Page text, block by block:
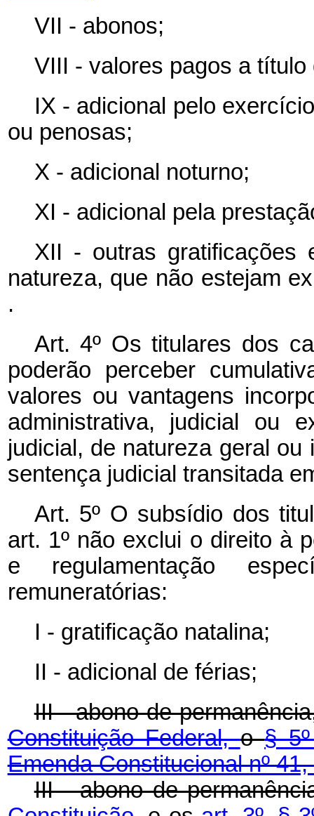
VII - abonos;
VIII - valores pagos a
IX - adicional pelo
ou penosas;
X - adicional noturno;
XI - adicional pela
XII - outras gratificações
natureza, que não estejam
.
Art. 4º Os titulares dos
poderão perceber
valores ou vantagens
administrativa, judicial ou
judicial, de natureza geral
sentença judicial transitada
Art. 5º O subsídio dos
art. 1º não exclui o direito à
e regulamentação
remuneratórias:
I - gratificação natalina;
II - adicional de férias;
III - abono de
Constituição Federal,o§
Emenda Constitucional nº
III - abono de